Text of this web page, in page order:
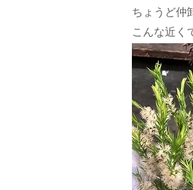
ちょうど仲
こんな近く